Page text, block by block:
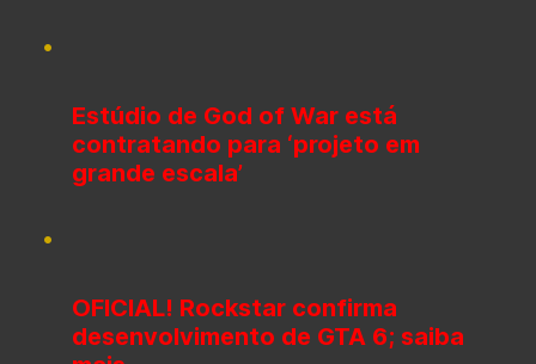
Estúdio de God of War está
contratando para ‘projeto em
grande escala’
OFICIAL! Rockstar confirma
desenvolvimento de GTA 6; saiba